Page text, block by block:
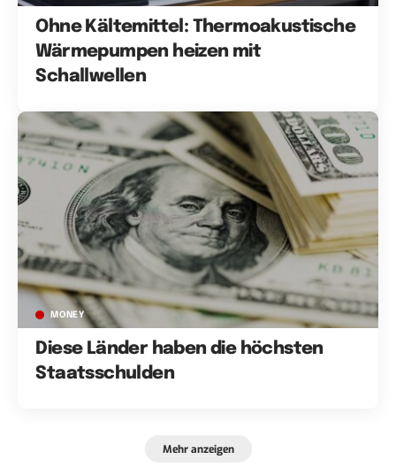
Ohne Kältemittel: Thermoakustische
Wärmepumpen heizen mit
Schallwellen
MONEY
Diese Länder haben die höchsten
Staatsschulden
Mehr anzeigen